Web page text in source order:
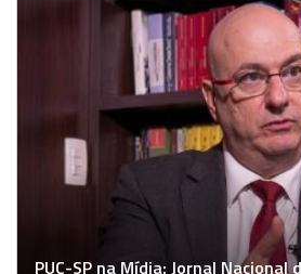
PUC-SP na Mídia: Jornal Nacional